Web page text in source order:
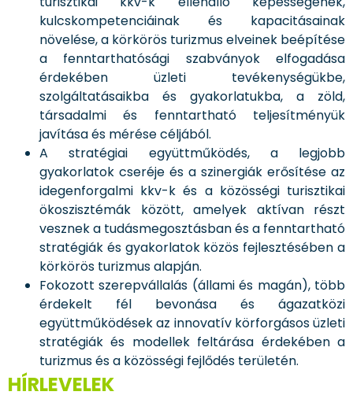
kulcskompetenciáinak és kapacitásainak
növelése, a körkörös turizmus elveinek beépítése
a fenntarthatósági szabványok elfogadása
érdekében üzleti tevékenységükbe,
szolgáltatásaikba és gyakorlatukba, a zöld,
társadalmi és fenntartható teljesítményük
javítása és mérése céljából.
A stratégiai együttműködés, a legjobb
gyakorlatok cseréje és a szinergiák erősítése az
idegenforgalmi kkv-k és a közösségi turisztikai
ökoszisztémák között, amelyek aktívan részt
vesznek a tudásmegosztásban és a fenntartható
stratégiák és gyakorlatok közös fejlesztésében a
körkörös turizmus alapján.
Fokozott szerepvállalás (állami és magán), több
érdekelt fél bevonása és ágazatközi
együttműködések az innovatív körforgásos üzleti
stratégiák és modellek feltárása érdekében a
turizmus és a közösségi fejlődés területén.
HÍRLEVELEK